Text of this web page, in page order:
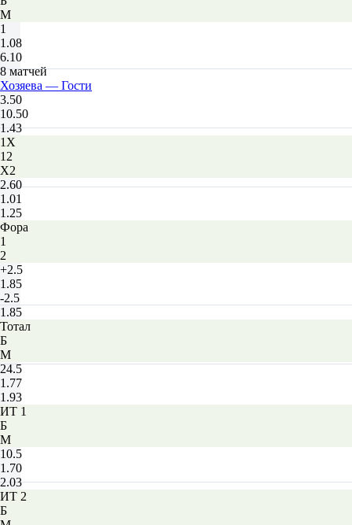
М
1
1.08
6.10
8 матчей
Хозяева — Гости
3.50
10.50
1.43
1X
12
X2
2.60
1.01
1.25
Фора
1
2
+2.5
1.85
-2.5
1.85
Тотал
Б
М
24.5
1.77
1.93
ИТ 1
Б
М
10.5
1.70
2.03
ИТ 2
Б